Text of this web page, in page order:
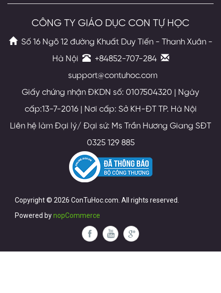
CÔNG TY GIÁO DỤC CON TỰ HỌC
Số 16 Ngõ 12 đường Khuất Duy Tiến - Thanh Xuân -
Hà Nội
+84852-707-284
support@contuhoc.com
Giấy chứng nhận ĐKDN số: 0107504320 | Ngày
cấp:13-7-2016 | Nơi cấp: Sở KH-ĐT TP. Hà Nội
Liên hệ làm Đại lý/ Đại sứ: Ms Trần Hương Giang SĐT
0325 129 885
Copyright © 2026 ConTuHoc.com. All rights reserved.
Powered bynopCommerce